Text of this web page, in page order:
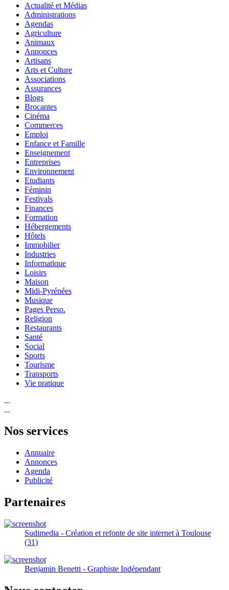
Actualité et Médias
Administrations
Agendas
Agriculture
Animaux
Annonces
Artisans
Arts et Culture
Associations
Assurances
Blogs
Brocantes
Cinéma
Commerces
Emploi
Enfance et Famille
Enseignement
Entreprises
Environnement
Etudiants
Féminin
Festivals
Finances
Formation
Hébergements
Hôtels
Immobilier
Industries
Informatique
Loisirs
Maison
Midi-Pyrénées
Musique
Pages Perso.
Religion
Restaurants
Santé
Social
Sports
Tourisme
Transports
Vie pratique
...
...
Nos services
Annuaire
Annonces
Agenda
Publicité
Partenaires
Sudimedia - Création et refonte de site internet à Toulouse
(31)
Benjamin Benetti - Graphiste Indépendant